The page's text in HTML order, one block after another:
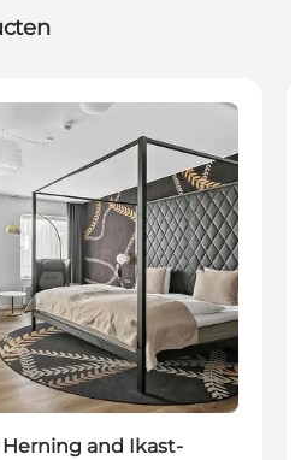
and Ikast-